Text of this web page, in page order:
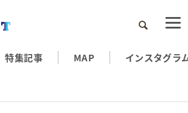
検索
特集記事 MAP インスタグラ